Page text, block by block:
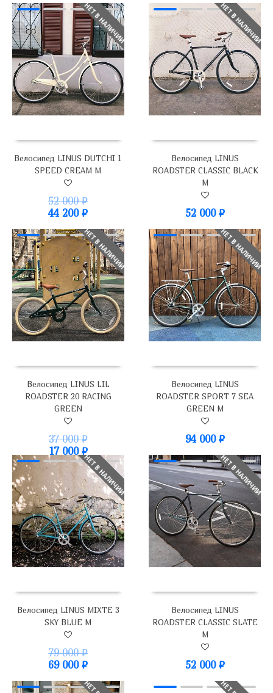
НЕТ В НАЛИЧИИ
Велосипед LINUS DUTCHI 1
SPEED CREAM M
52 000₽
44 200₽
НЕТ В НАЛИЧИИ
Велосипед LINUS
ROADSTER CLASSIC BLACK
M
52 000 ₽
НЕТ В НАЛИЧИИ
Велосипед LINUS LIL
ROADSTER 20 RACING
GREEN
37 000₽
17 000 ₽
НЕТ В НАЛИЧИИ
Велосипед LINUS
ROADSTER SPORT 7 SEA
GREEN M
94 000 ₽
НЕТ В НАЛИЧИИ
Велосипед LINUS MIXTE 3
SKY BLUE M
79 000₽
69 000₽
НЕТ В НАЛИЧИИ
Велосипед LINUS
ROADSTER CLASSIC SLATE
M
52 000 ₽